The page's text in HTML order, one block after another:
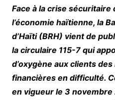
Face à la crise
l’économie haïtienne, la
d’Haïti (BRH) vient de
la circulaire 115-7 qui
d’oxygène aux clients
financières en difficulté.
en vigueur le 3